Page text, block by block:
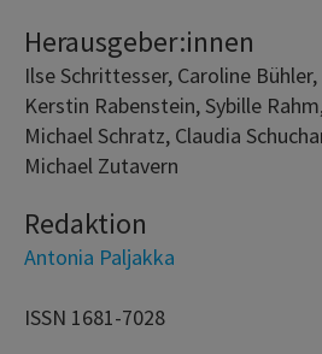
Herausgeber:innen
Ilse Schrittesser, Caroline
Kerstin Rabenstein, Sybille
Michael Schratz, Claudia
Michael Zutavern
Redaktion
Antonia Paljakka
ISSN 1681-7028